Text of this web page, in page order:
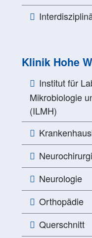
Klinik Hohe
Institut für
Mikrobiologie
(ILMH)
Neurologie
Orthopädie
Querschnitt